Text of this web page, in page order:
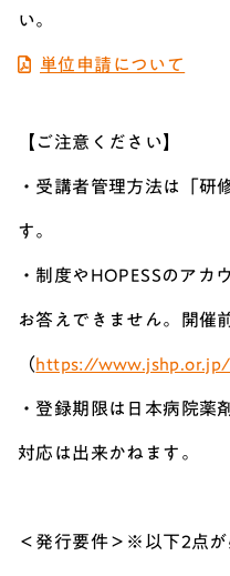
い。
単位申請について
【ご注意ください】
・受講者管理方法は「研
す。
・制度やHOPESSのアカ
お答えできません。開催
（https://www.jshp.or.jp/
・登録期限は日本病院薬
対応は出来かねます。
＜発行要件＞※以下2点が